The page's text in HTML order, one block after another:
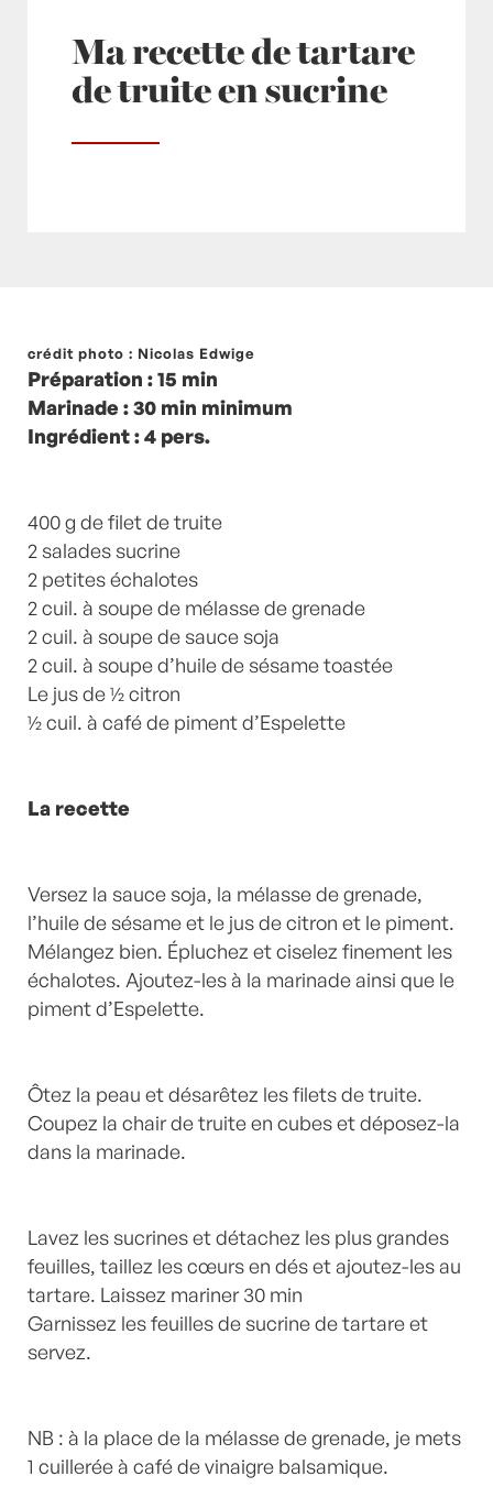
Ma recette de tartare
de truite en sucrine
Posté à 17:38hin- Petits plats en équilibre -
Recette -,huile de sésame
recette-home, Sauce soja,Truites
Mariotte
10 Commentaires
crédit photo : Nicolas Edwige
Préparation : 15 min
Marinade : 30 min minimum
Ingrédient : 4 pers.
400 g de filet de truite
2 salades sucrine
2 petites échalotes
2 cuil. à soupe de mélasse de grenade
2 cuil. à soupe de sauce soja
2 cuil. à soupe d’huile de sésame toastée
Le jus de ½ citron
½ cuil. à café de piment d’Espelette
La recette
Versez la sauce soja, la mélasse de grenade,
l’huile de sésame et le jus de citron et le piment.
Mélangez bien. Épluchez et ciselez finement les
échalotes. Ajoutez-les à la marinade ainsi que le
piment d’Espelette.
Ôtez la peau et désarêtez les filets de truite.
Coupez la chair de truite en cubes et déposez-la
dans la marinade.
Lavez les sucrines et détachez les plus grandes
feuilles, taillez les cœurs en dés et ajoutez-les au
tartare. Laissez mariner 30 min
Garnissez les feuilles de sucrine de tartare et
servez.
NB : à la place de la mélasse de grenade, je mets
1 cuillerée à café de vinaigre balsamique.